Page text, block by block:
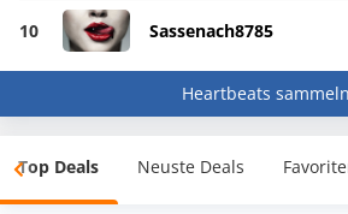
10 Sassenach8785
Heartbeats
Top Deals Neuste Deals